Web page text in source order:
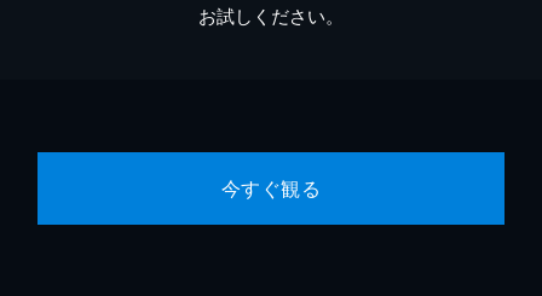
お試しください。
今すぐ観る